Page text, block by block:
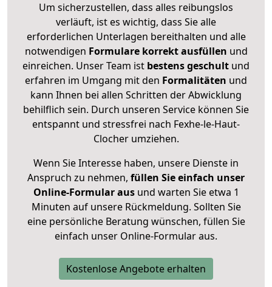
Um sicherzustellen, dass alles reibungslos
verläuft, ist es wichtig, dass Sie alle
erforderlichen Unterlagen bereithalten und alle
notwendigen Formulare korrekt ausfüllen und
einreichen. Unser Team ist bestens geschult und
erfahren im Umgang mit den Formalitäten und
kann Ihnen bei allen Schritten der Abwicklung
behilflich sein. Durch unseren Service können Sie
entspannt und stressfrei nach Fexhe-le-Haut-
Clocher umziehen.
Wenn Sie Interesse haben, unsere Dienste in
Anspruch zu nehmen, füllen Sie einfach unser
Online-Formular ausund warten Sie etwa 1
Minuten auf unsere Rückmeldung. Sollten Sie
eine persönliche Beratung wünschen, füllen Sie
einfach unser Online-Formular aus.
Kostenlose Angebote erhalten